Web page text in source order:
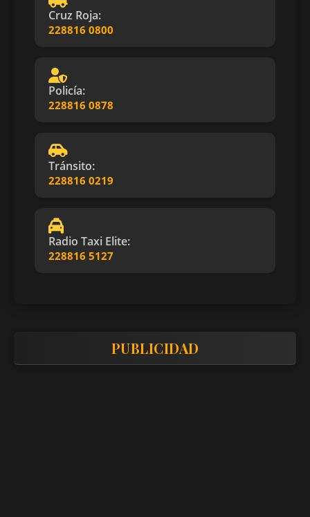
Cruz Roja:
228816 0800
Policía:
228816 0878
Tránsito:
228816 0219
Radio Taxi Elite:
228816 5127
PUBLICIDAD